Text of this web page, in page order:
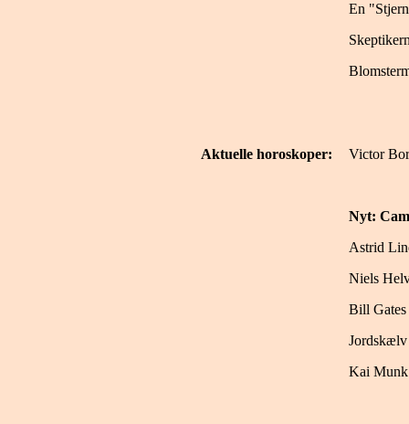
En
Aktuelle horoskoper: Victor
Nyt:
Astrid
Niels
Bill
Kai Munk